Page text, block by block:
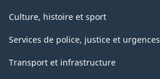
Culture, histoire et sport
Services de police, justice et urgences
Transport et infrastructure